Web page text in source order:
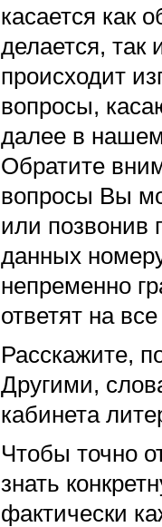
касается как
делается, так
происходит
вопросы,
далее в
Обратите
вопросы Вы
или позвонив
данных
непременно
ответят на
Расскажите,
Другими,
кабинета
Чтобы точно
знать
фактически